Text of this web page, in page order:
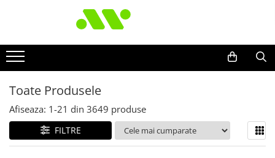
Toate Produsele
Afiseaza: 1-21 din 3649 produse
FILTRE